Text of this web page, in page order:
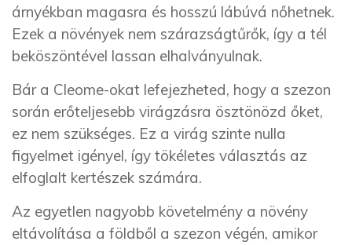
árnyékban magasra és hosszú lábúvá nőhetnek.
Ezek a növények nem szárazságtűrők, így a tél
beköszöntével lassan elhalványulnak.
Bár a Cleome-okat lefejezheted, hogy a szezon
során erőteljesebb virágzásra ösztönözd őket,
ez nem szükséges. Ez a virág szinte nulla
figyelmet igényel, így tökéletes választás az
elfoglalt kertészek számára.
Az egyetlen nagyobb követelmény a növény
eltávolítása a földből a szezon végén, amikor